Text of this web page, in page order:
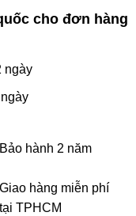
cho đơn hàng
ngày
Bảo hành 2 năm
Giao hàng miễn phí
tại TPHCM